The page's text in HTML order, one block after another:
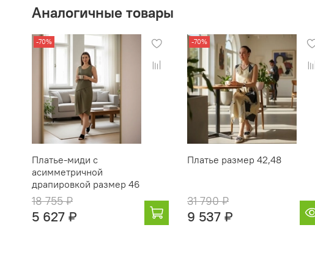
Аналогичные товары
-70%
Платье‑миди с
асимметричной
драпировкой размер 46
18 755 ₽
5 627 ₽
-70%
Платье размер 42,48
31 790 ₽
9 537 ₽